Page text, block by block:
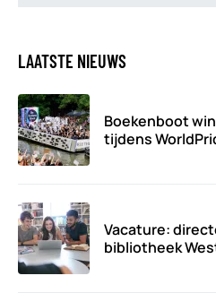
LAATSTE NIEUWS
Boekenboot
tijdens
Vacature:
bibliotheek